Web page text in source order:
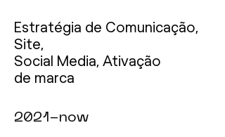
Estratégia de Comunicação,
Site,
Social Media, Ativação
de marca
2021-now